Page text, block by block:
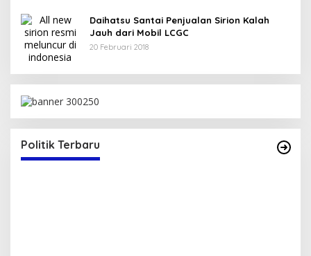
Daihatsu Santai Penjualan Sirion Kalah
Jauh dari Mobil LCGC
20 Februari 2018
Politik Terbaru